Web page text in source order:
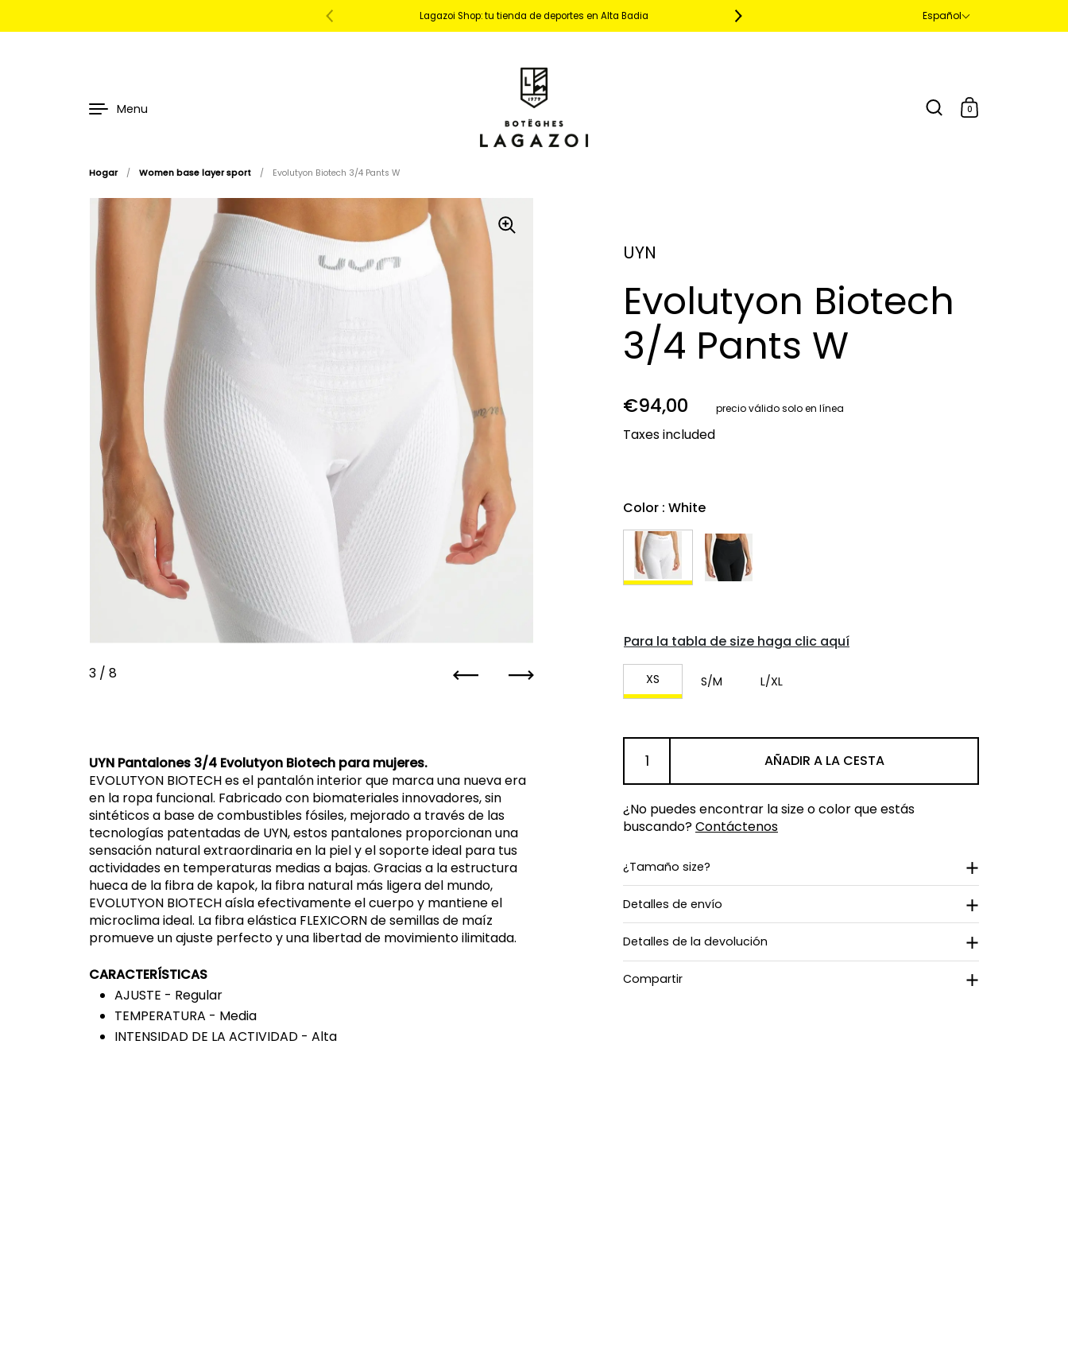
Lagazoi Shop: tu tienda de deportes en Alta Badia envíos a todo el mundo
Español
Menu 0
Hogar / Women base layer sport / Evolutyon Biotech 3/4 Pants W
Evolutyon Biotech
3/4 Pants W
UYN
Precio regular
€94,00 Precio de venta
precio válido solo en línea
Taxes included
Color : White
Para la tabla de size haga clic aquí
XS S/M L/XL
AÑADIR A LA CESTA
¿No puedes encontrar la size o color que estás
buscando?Contáctenos
¿Tamaño size?
Detalles de envío
Detalles de la devolución
Compartir
3 / 8
Anterior Próximo
UYN Pantalones 3/4 Evolutyon Biotech para mujeres.
EVOLUTYON BIOTECH es el pantalón interior que marca una nueva era
en la ropa funcional. Fabricado con biomateriales innovadores, sin
sintéticos a base de combustibles fósiles, mejorado a través de las
tecnologías patentadas de UYN, estos pantalones proporcionan una
sensación natural extraordinaria en la piel y el soporte ideal para tus
actividades en temperaturas medias a bajas. Gracias a la estructura
hueca de la fibra de kapok, la fibra natural más ligera del mundo,
EVOLUTYON BIOTECH aísla efectivamente el cuerpo y mantiene el
microclima ideal. La fibra elástica FLEXICORN de semillas de maíz
promueve un ajuste perfecto y una libertad de movimiento ilimitada.
CARACTERÍSTICAS
AJUSTE - Regular
TEMPERATURA - Media
INTENSIDAD DE LA ACTIVIDAD - Alta